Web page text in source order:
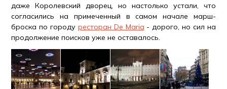
даже Королевский дворец, но настолько устали, что
согласились на примеченный в самом начале марш-
броска по городу ресторан De Maria - дорого, но сил на
продолжение поисков уже не оставалось.